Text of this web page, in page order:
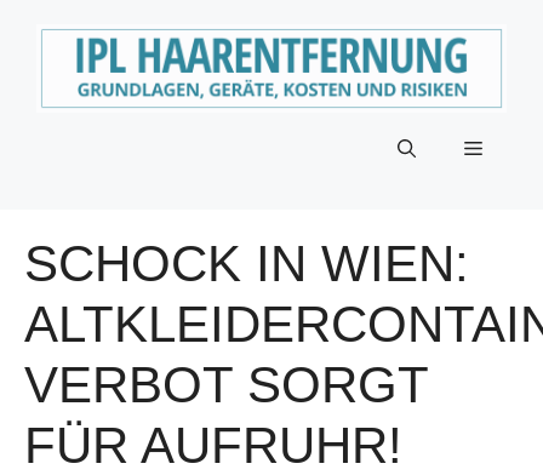
Menü
SCHOCK IN WIEN:
VERBOT SORGT
FÜR AUFRUHR!